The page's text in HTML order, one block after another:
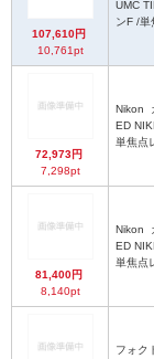
107,610円
10,761pt
UMC
ンF /単
72,973円
7,298pt
Nikon
ED
単焦点
81,400円
8,140pt
Nikon
ED
単焦点
フォク